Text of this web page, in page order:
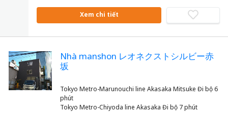
Xem chi tiết
Nhà manshon レオネクストシルビー赤
坂
Tokyo Metro-Marunouchi line Akasaka Mitsuke Đi bộ 6
phút